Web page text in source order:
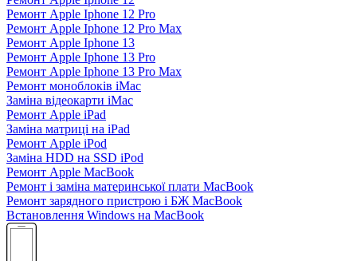
Ремонт Apple Iphone 12 Pro
Ремонт Apple Iphone 12 Pro Max
Ремонт Apple Iphone 13
Ремонт Apple Iphone 13 Pro
Ремонт Apple Iphone 13 Pro Max
Ремонт моноблоків iMac
Заміна відеокарти iMac
Ремонт Apple iPad
Заміна матриці на iPad
Ремонт Apple iPod
Заміна HDD на SSD iPod
Ремонт Apple MacBook
Ремонт і заміна материнської плати MacBook
Ремонт зарядного пристрою і БЖ MacBook
Встановлення Windows на MacBook